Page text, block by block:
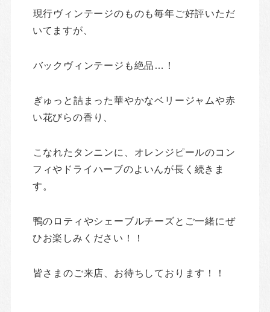
現行ヴィンテージのものも毎年ご好評いただ
いてますが、
バックヴィンテージも絶品…！
ぎゅっと詰まった華やかなベリージャムや赤
い花びらの香り、
こなれたタンニンに、オレンジピールのコン
フィやドライハーブのよいんが長く続きま
す。
鴨のロティやシェーブルチーズとご一緒にぜ
ひお楽しみください！！
皆さまのご来店、お待ちしております！！